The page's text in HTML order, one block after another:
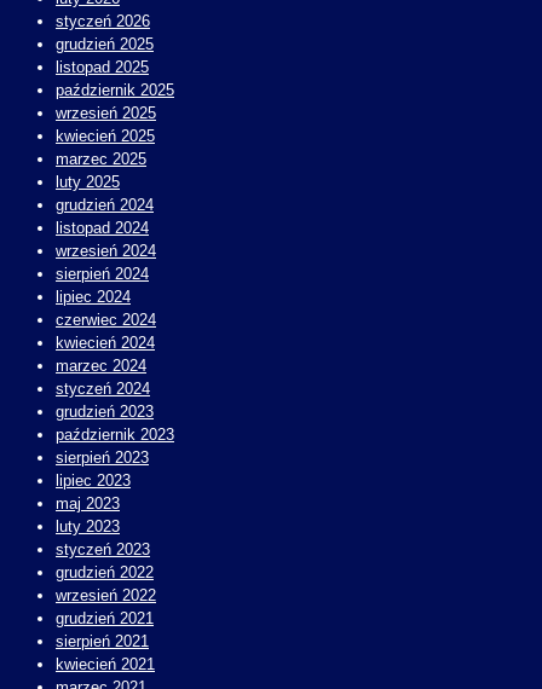
styczeń 2026
grudzień 2025
listopad 2025
październik 2025
wrzesień 2025
kwiecień 2025
marzec 2025
luty 2025
grudzień 2024
listopad 2024
wrzesień 2024
sierpień 2024
lipiec 2024
czerwiec 2024
kwiecień 2024
marzec 2024
styczeń 2024
grudzień 2023
październik 2023
sierpień 2023
lipiec 2023
maj 2023
luty 2023
styczeń 2023
grudzień 2022
wrzesień 2022
grudzień 2021
sierpień 2021
kwiecień 2021